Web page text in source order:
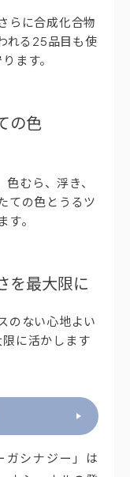
らに合成化合物
れる25品目も使
ます。
の色
むら、浮き、
ての色とうるツ
。
を最大限に
のない心地よい
に活かします
シナジー」は